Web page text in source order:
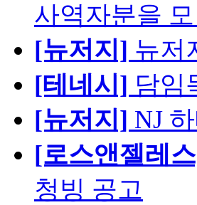
사역자분을
[뉴저지] 뉴저
[테네시] 담임
[뉴저지] NJ
[로스앤젤레
청빙 공고